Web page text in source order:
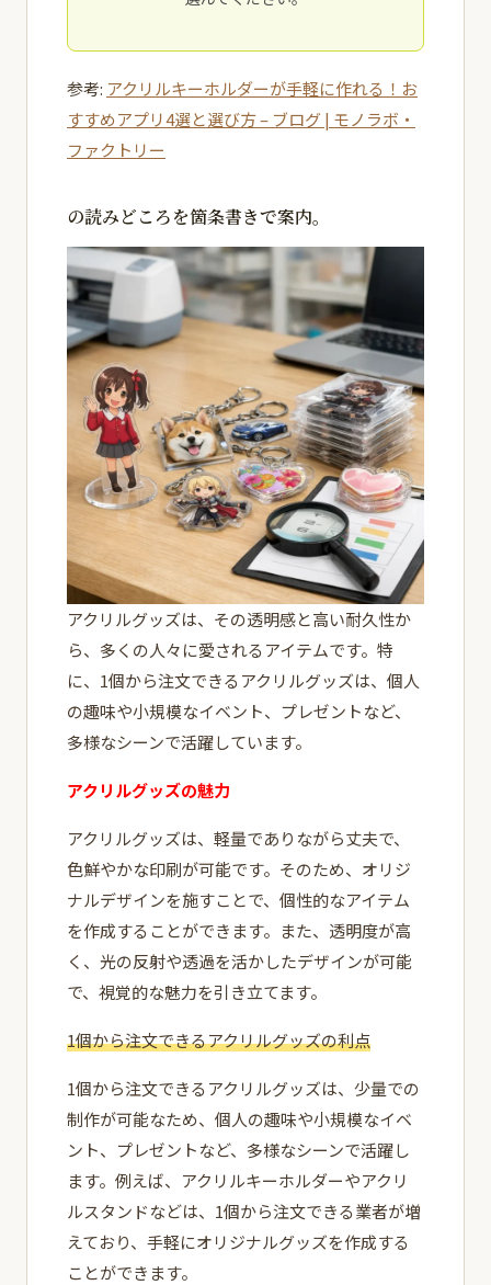
参考: アクリルキーホルダーが手軽に作れる！お
すすめアプリ4選と選び方 – ブログ | モノラボ・
ファクトリー
の読みどころを箇条書きで案内。
アクリルグッズは、その透明感と高い耐久性か
ら、多くの人々に愛されるアイテムです。特
に、1個から注文できるアクリルグッズは、個人
の趣味や小規模なイベント、プレゼントなど、
多様なシーンで活躍しています。
アクリルグッズの魅力
アクリルグッズは、軽量でありながら丈夫で、
色鮮やかな印刷が可能です。そのため、オリジ
ナルデザインを施すことで、個性的なアイテム
を作成することができます。また、透明度が高
く、光の反射や透過を活かしたデザインが可能
で、視覚的な魅力を引き立てます。
1個から注文できるアクリルグッズの利点
1個から注文できるアクリルグッズは、少量での
制作が可能なため、個人の趣味や小規模なイベ
ント、プレゼントなど、多様なシーンで活躍し
ます。例えば、アクリルキーホルダーやアクリ
ルスタンドなどは、1個から注文できる業者が増
えており、手軽にオリジナルグッズを作成する
ことができます。